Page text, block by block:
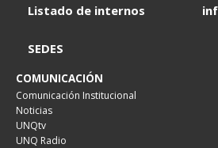
Listado de internos
SEDES
COMUNICACIÓN
Comunicación Institucional
Noticias
UNQtv
UNQ Radio